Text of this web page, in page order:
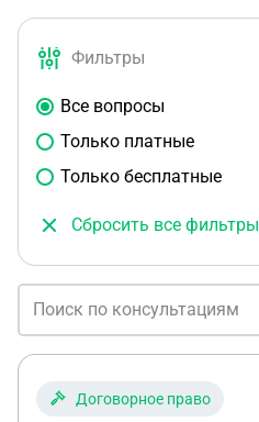
Фильтры
Все вопросы
Только платные
Только бесплатные
Сбросить все фильтры
Договорное право